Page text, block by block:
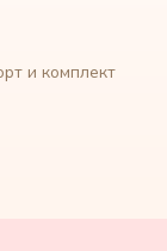
и комплект